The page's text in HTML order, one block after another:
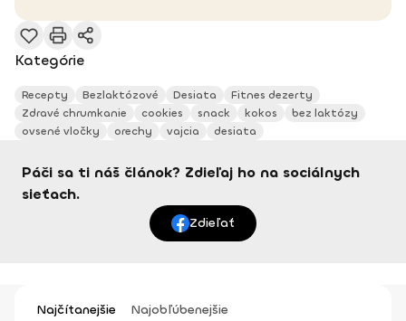
Kategórie
Recepty Bezlaktózové Desiata
Fitnes dezerty
Zdravé chrumkanie
cookies snack kokos
bez laktózy
ovsené vločky
orechy vajcia desiata
Páči sa ti náš článok? Zdieľaj ho na sociálnych
sieťach.
Zdieľať
Najčítanejšie Najobľúbenejšie